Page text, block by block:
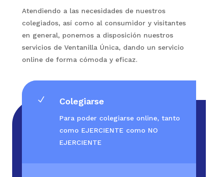
Atendiendo a las necesidades de nuestros
colegiados, así como al consumidor y visitantes
en general, ponemos a disposición nuestros
servicios de Ventanilla Única, dando un servicio
online de forma cómoda y eficaz.
N Colegiarse
Para poder colegiarse online, tanto
como EJERCIENTE como NO
EJERCIENTE